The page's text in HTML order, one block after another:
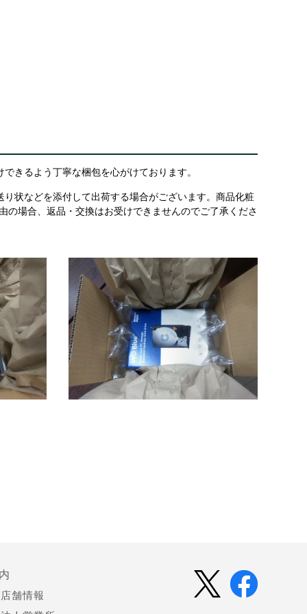
きるよう丁寧な梱包を心がけております。
状などを添付して出荷する場合がございます。商品化粧
場合、返品・交換はお受けできませんのでご了承くださ
店舗情報